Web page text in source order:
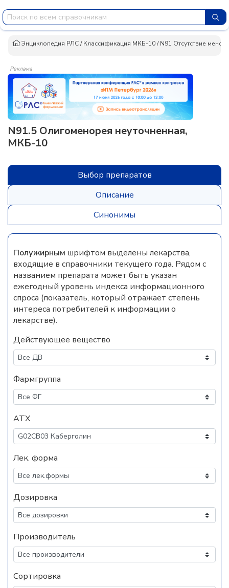
Энциклопедия РЛС/Классификация МКБ-10/N91 Отсутствие
Реклама
N91.5 Олигоменорея неуточненная,
МКБ-10
Выбор препаратов
Описание
Синонимы
Полужирным шрифтом выделены лекарства,
входящие в справочники текущего года. Рядом с
названием препарата может быть указан
ежегодный уровень индекса информационного
спроса (показатель, который отражает степень
интереса потребителей к информации о
лекарстве).
Действующее вещество
Фармгруппа
АТХ
Лек. форма
Дозировка
Производитель
Сортировка